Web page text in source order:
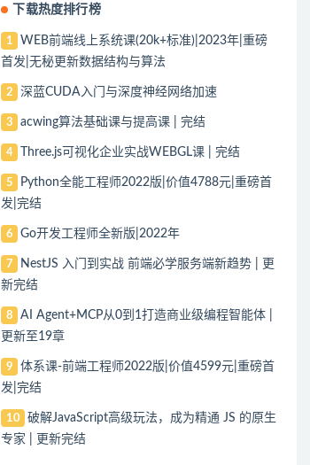
下载热度排行榜
1
WEB前端线上系统课(20k+标准)|2023年|重磅
首发|无秘更新数据结构与算法
2 深蓝CUDA入门与深度神经网络加速
3 acwing算法基础课与提高课 | 完结
4 Three.js可视化企业实战WEBGL课 | 完结
5
Python全能工程师2022版|价值4788元|重磅首
发|完结
6 Go开发工程师全新版|2022年
7
NestJS 入门到实战 前端必学服务端新趋势 | 更
新完结
8
AI Agent+MCP从0到1打造商业级编程智能体 |
更新至19章
9
体系课-前端工程师2022版|价值4599元|重磅首
发|完结
10
破解JavaScript高级玩法，成为精通 JS 的原生
专家 | 更新完结